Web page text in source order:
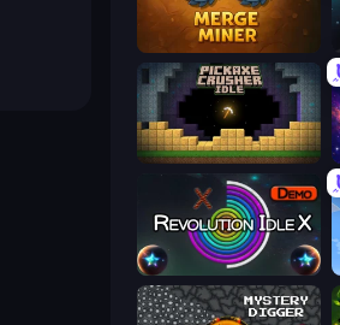
Merge Miner
Pickaxe Crusher Idle
Revolution Idle X